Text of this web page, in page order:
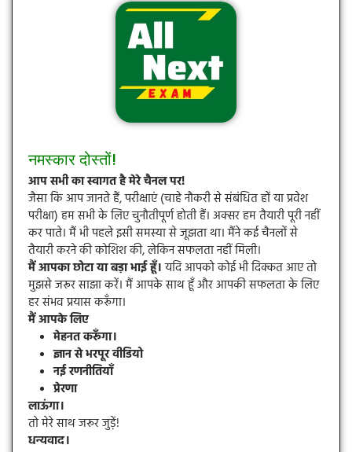
नमस्कार दोस्तों!
आप सभी का स्वागत है मेरे चैनल पर!
जैसा कि आप जानते हैं, परीक्षाएं (चाहे नौकरी से संबंधित हों या प्रवेश
परीक्षा) हम सभी के लिए चुनौतीपूर्ण होती हैं। अक्सर हम तैयारी पूरी नहीं
कर पाते। मैं भी पहले इसी समस्या से जूझता था। मैंने कई चैनलों से
तैयारी करने की कोशिश की, लेकिन सफलता नहीं मिली।
मैं आपका छोटा या बड़ा भाई हूँ।यदि आपको कोई भी दिक्कत आए तो
मुझसे जरूर साझा करें। मैं आपके साथ हूँ और आपकी सफलता के लिए
हर संभव प्रयास करूँगा।
मैं आपके लिए
मेहनत करूँगा।
ज्ञान से भरपूर वीडियो
नई रणनीतियाँ
प्रेरणा
लाऊंगा।
तो मेरे साथ जरूर जुड़ें!
धन्यवाद।